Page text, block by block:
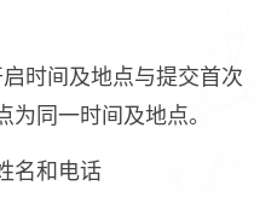
时间及地点与提交首次
同一时间及地点。
和电话